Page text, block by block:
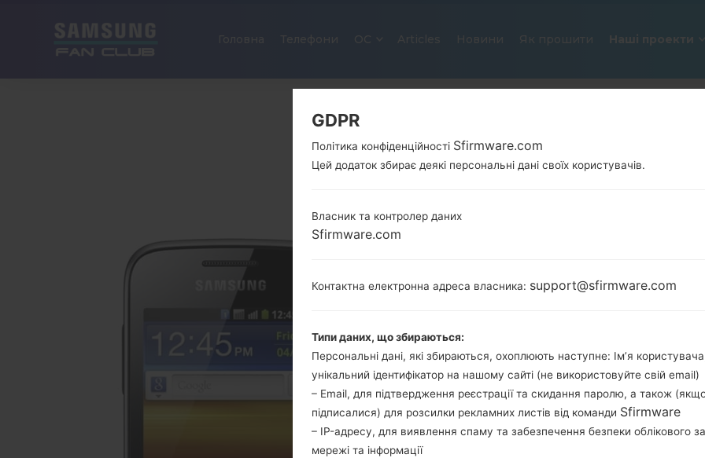
Новини Як прошити Наші проекти
ОФІЦІЙНА ПРОШИВКА #6298
SAMSUNGGALAXY Y DUOS
S6102_XSG_1_20130321140750_hckmlcl6fo.zip
Завантажте останнє оновлення прошивки для
перевірити, чи відповідає номер моделі
прошивки XSG для UNITED ARAB
S6102JPMA3 версія CSC S6102OJPMA3,
системи даної прошивки Android
GDPR
Політика конфіденційності Sfirmware.com
Цей додаток збирає деякі персональні дані своїх користувачів.
Власник та контролер даних
Sfirmware.com
Контактна електронна адреса власника: support@sfirmware.com
Типи даних, що збираються:
Персональні дані, які збираються, охоплюють наступне: Ім’я
унікальний ідентифікатор на нашому сайті (не використовуйте свій email)
– Email, для підтвердження реєстрації та скидання паролю, а також
підписалися) для розсилки рекламних листів від команди Sfirmware
– IP-адресу, для виявлення спаму та забезпечення безпеки облікового
мережі та інформації